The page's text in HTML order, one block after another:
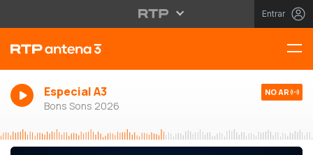
Entrar
Especial A3
Bons Sons 2026
NO AR